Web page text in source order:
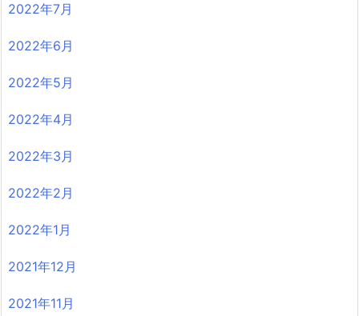
2022年7月
2022年6月
2022年5月
2022年4月
2022年3月
2022年2月
2022年1月
2021年12月
2021年11月